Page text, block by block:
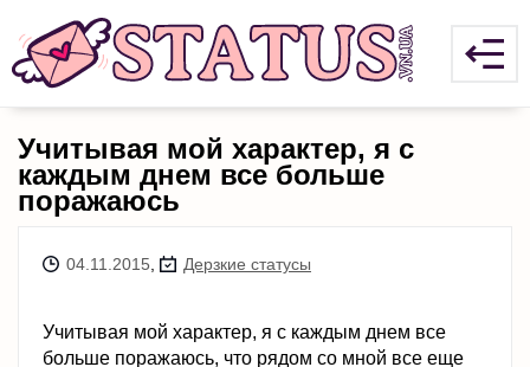
Учитывая мой характер, я с
каждым днем все больше
поражаюсь
04.11.2015 Дерзкие статусы
Учитывая мой характер, я с каждым днем все
больше поражаюсь, что рядом со мной все еще